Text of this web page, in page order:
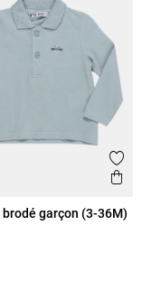
garçon (3-36M)